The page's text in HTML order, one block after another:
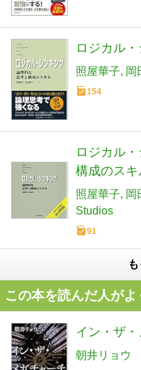
ロジカル
照屋華子 岡
154
ロジカル
構成のスキ
照屋華子 岡
Studios
91
この本を読んだ人がよ
イン・ザ
朝井リョウ